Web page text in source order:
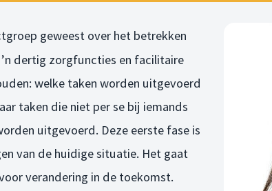
geweest over het betrekken
dertig zorgfuncties en facilitaire
welke taken worden uitgevoerd
taken die niet per se bij iemands
uitgevoerd. Deze eerste fase is
van de huidige situatie. Het gaat
verandering in de toekomst.